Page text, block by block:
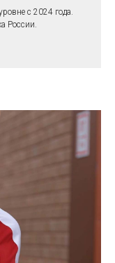
с 2024 года.
России.